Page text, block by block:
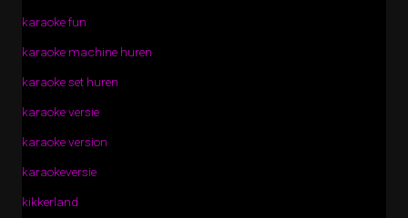
karaoke fun
karaoke machine huren
karaoke set huren
karaoke versie
karaoke version
karaokeversie
kikkerland